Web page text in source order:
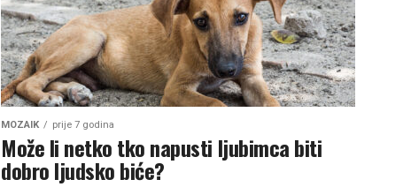
MOZAIK prije 7 godina
Može li netko tko napusti ljubimca biti
dobro ljudsko biće?